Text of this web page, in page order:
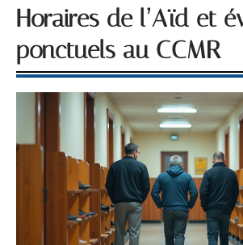
Horaires de l’Aïd et
ponctuels au CCMR